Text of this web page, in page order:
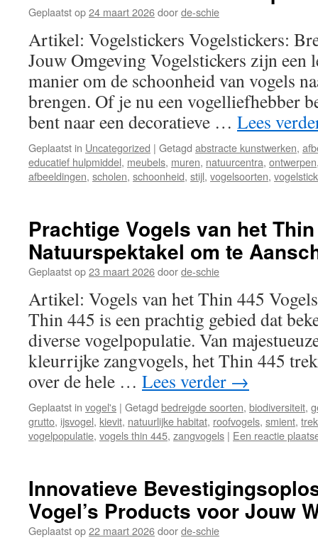
Geplaatst op24 maart 2026doorde-schie
Artikel: Vogelstickers Vogelstickers:
Jouw Omgeving Vogelstickers zijn een
manier om de schoonheid van vogels
brengen. Of je nu een vogelliefhebber
bent naar een decoratieve … Lees
Geplaatst in Uncategorized | Getagd abstracte kunstwerken,
educatief hulpmiddel, meubels, muren, natuurcentra, ontwerpen
afbeeldingen, scholen, schoonheid, stijl, vogelsoorten,
Prachtige Vogels van het
Natuurspektakel om te
Geplaatst op23 maart 2026doorde-schie
Artikel: Vogels van het Thin 445
Thin 445 is een prachtig gebied dat
diverse vogelpopulatie. Van
kleurrijke zangvogels, het Thin 445
over de hele … Lees verder →
Geplaatst in vogel's | Getagd bedreigde soorten, biodiversiteit,
grutto, ijsvogel, kievit, natuurlijke habitat, roofvogels, smient,
vogelpopulatie, vogels thin 445, zangvogels | Een reactie
Innovatieve
Vogel’s Products voor Jouw
Geplaatst op22 maart 2026doorde-schie